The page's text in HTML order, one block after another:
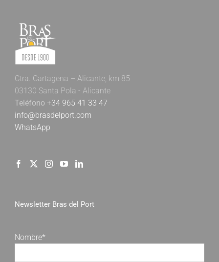
Ctra. Cartagena – Alicante, km 85
03130 Santa Pola - Alicante
Teléfono +34 965 41 33 47
info@brasdelport.com
WhatsApp
Newsletter Bras del Port
Nombre*